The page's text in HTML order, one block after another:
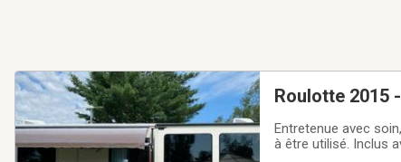
Roulotte 2015
Entretenue avec
à être utilisé. Inclus